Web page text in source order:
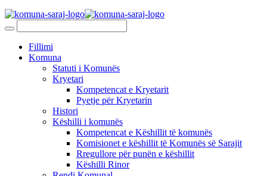
Fillimi
Komuna
Statuti i Komunës
Kryetari
Kompetencat e Kryetarit
Pyetje për Kryetarin
Histori
Këshilli i komunës
Kompetencat e Këshillit të komunës
Komisionet e këshillit të Komunës së Sarajit
Rregullore për punën e këshillit
Këshilli Rinor